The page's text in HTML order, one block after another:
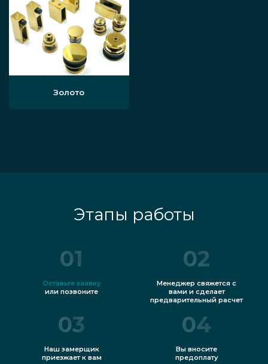
Золото
Этапы работы
01
Оставьте заявку
или позвоните
02
Менеджер свяжется с
вами и сделает
предварительный расчет
03
Наш замерщик
приезжает к вам
04
Вы вносите
предоплату